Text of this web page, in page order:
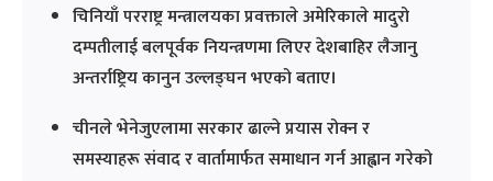
चिनियाँ परराष्ट्र मन्त्रालयका प्रवक्ताले अमेरिकाले मादुरो
दम्पतीलाई बलपूर्वक नियन्त्रणमा लिएर देशबाहिर लैजानु
अन्तर्राष्ट्रिय कानुन उल्लङ्घन भएको बताए।
चीनले भेनेजुएलामा सरकार ढाल्ने प्रयास रोक्न र
समस्याहरू संवाद र वार्तामार्फत समाधान गर्न आह्वान गरेको